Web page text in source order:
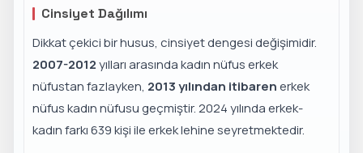
Cinsiyet Dağılımı
Dikkat çekici bir husus, cinsiyet dengesi değişimidir.
2007-2012yılları arasında kadın nüfus erkek
nüfustan fazlayken, 2013 yılından itibarenerkek
nüfus kadın nüfusu geçmiştir. 2024 yılında erkek-
kadın farkı 639 kişi ile erkek lehine seyretmektedir.